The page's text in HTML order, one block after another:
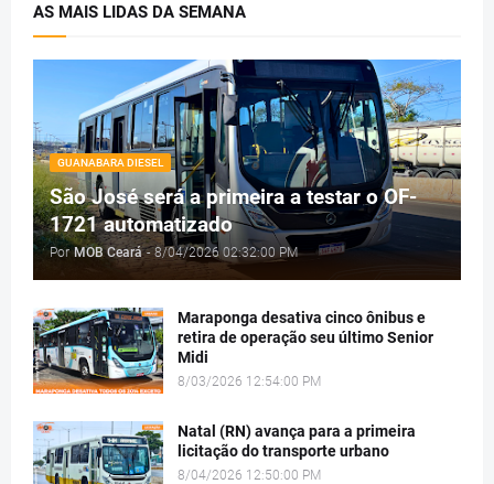
AS MAIS LIDAS DA SEMANA
GUANABARA DIESEL
São José será a primeira a testar o OF-
1721 automatizado
Por MOB Ceará - 8/04/2026 02:32:00 PM
Maraponga desativa cinco ônibus e
retira de operação seu último Senior
Midi
8/03/2026 12:54:00 PM
Natal (RN) avança para a primeira
licitação do transporte urbano
8/04/2026 12:50:00 PM